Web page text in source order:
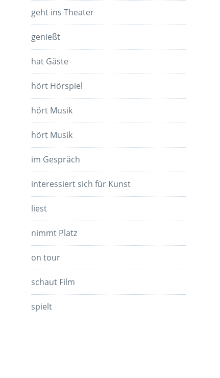
geht ins Theater
genießt
hat Gäste
hört Hörspiel
hört Musik
hört Musik
im Gespräch
interessiert sich für Kunst
liest
nimmt Platz
on tour
schaut Film
spielt